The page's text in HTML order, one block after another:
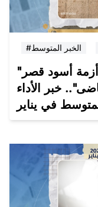
#الخبر المتوسط
"وزير السياحة يكشف تفاصيل أزمة أسود قصر
خبر الأداء
في يناير